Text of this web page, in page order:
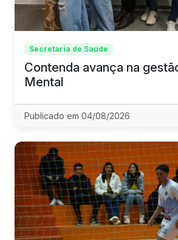
Secretaria de Saúde
Contenda avança na
Mental
Publicado em 04/08/2026